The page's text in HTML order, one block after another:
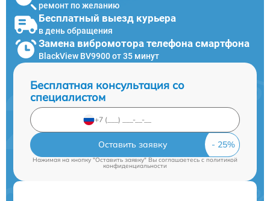
ремонт по желанию
Бесплатный выезд курьера
в день обращения
Замена вибромотора телефона смартфона
BlackView BV9900 от 35 минут
Бесплатная консультация со
специалистом
Оставить заявку
Нажимая на кнопку "Оставить заявку" Вы соглашаетесь cполитикой
конфиденциальности